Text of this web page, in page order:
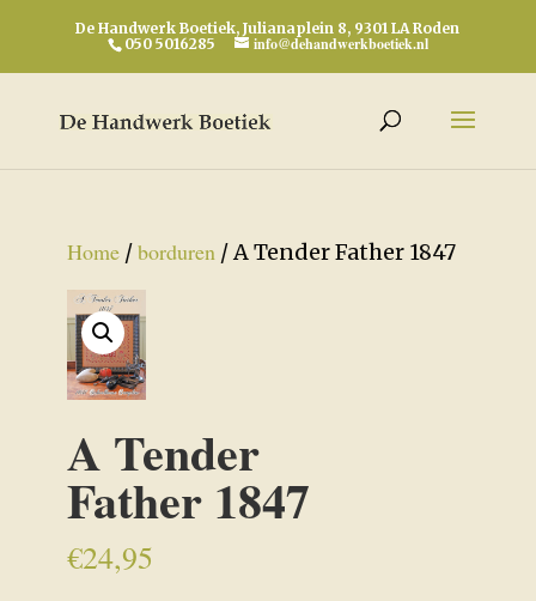
De Handwerk Boetiek, Julianaplein 8, 9301 LA Roden
050 5016285
info@dehandwerkboetiek.nl
Home/borduren/ A Tender Father 1847
A Tender
Father 1847
€24,95